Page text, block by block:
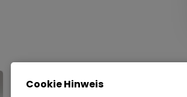
Cookie Hinweis